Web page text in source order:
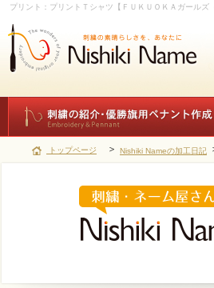
プリント：プリントＴシャツ【ＦＵＫＵＯＫＡガール
トップページ Nishiki Nameの加工日記